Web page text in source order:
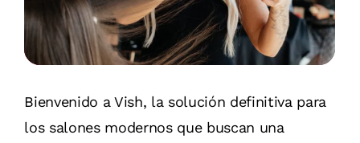
Bienvenido a Vish, la solución definitiva para
los salones modernos que buscan una